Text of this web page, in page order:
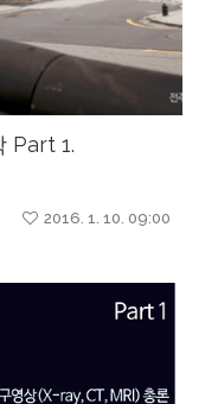
Part 1.
2016. 1. 10. 09:00